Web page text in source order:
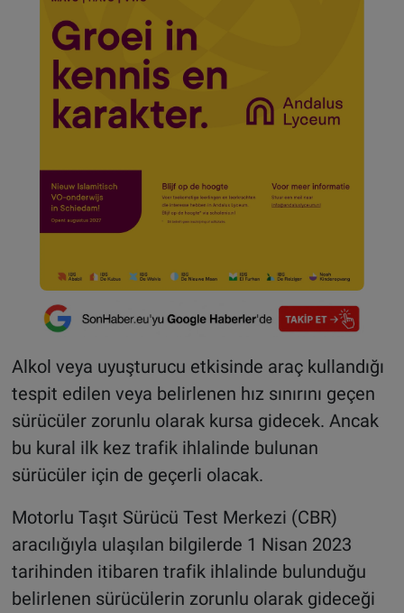
Alkol veya uyuşturucu etkisinde araç kullandığı
tespit edilen veya belirlenen hız sınırını geçen
sürücüler zorunlu olarak kursa gidecek. Ancak
bu kural ilk kez trafik ihlalinde bulunan
sürücüler için de geçerli olacak.
Motorlu Taşıt Sürücü Test Merkezi (CBR)
aracılığıyla ulaşılan bilgilerde 1 Nisan 2023
tarihinden itibaren trafik ihlalinde bulunduğu
belirlenen sürücülerin zorunlu olarak gideceği